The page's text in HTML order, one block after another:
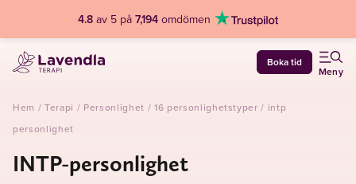
4.8 av 5 på 7,194 omdömen
Boka tid
Meny
Hem / Terapi / Personlighet / 16 personlighetstyper / intp
personlighet
INTP-personlighet